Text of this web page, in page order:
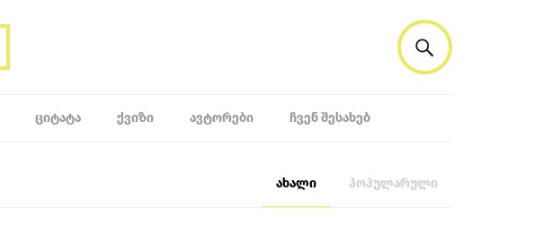
ᲪᲘᲢᲐᲢᲐ ᲥᲕᲘᲖᲘ ᲐᲕᲢᲝᲠᲔᲑᲘ ᲩᲕᲔᲜ ᲨᲔᲡᲐᲮᲔᲑ
ახალი პოპულარული